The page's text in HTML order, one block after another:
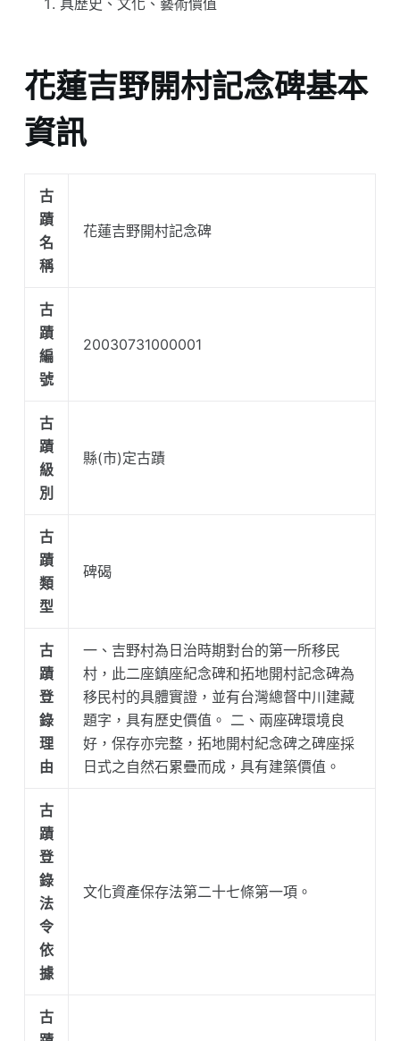
具歷史、文化、藝術價值
花蓮吉野開村記念碑基本
資訊
古
蹟
名
稱
花蓮吉野開村記念碑
古
蹟
編
號
20030731000001
古
蹟
級
別
縣(市)定古蹟
古
蹟
類
型
碑碣
古
蹟
登
錄
理
由
一、吉野村為日治時期對台的第一所移民
村，此二座鎮座紀念碑和拓地開村記念碑為
移民村的具體實證，並有台灣總督中川建藏
題字，具有歷史價值。 二、兩座碑環境良
好，保存亦完整，拓地開村紀念碑之碑座採
日式之自然石累疊而成，具有建築價值。
古
蹟
登
錄
法
令
依
據
文化資產保存法第二十七條第一項。
古